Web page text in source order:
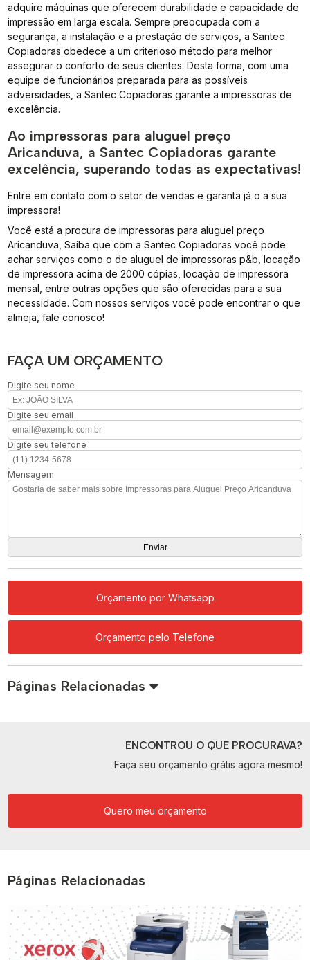
adquire máquinas que oferecem durabilidade e capacidade de
impressão em larga escala. Sempre preocupada com a
segurança, a instalação e a prestação de serviços, a Santec
Copiadoras obedece a um criterioso método para melhor
assegurar o conforto de seus clientes. Desta forma, com uma
equipe de funcionários preparada para as possíveis
adversidades, a Santec Copiadoras garante a impressoras de
excelência.
Ao impressoras para aluguel preço
Aricanduva, a Santec Copiadoras garante
excelência, superando todas as expectativas!
Entre em contato com o setor de vendas e garanta já o a sua
impressora!
Você está a procura de impressoras para aluguel preço
Aricanduva, Saiba que com a Santec Copiadoras você pode
achar serviços como o de aluguel de impressoras p&b, locação
de impressora acima de 2000 cópias, locação de impressora
mensal, entre outras opções que são oferecidas para a sua
necessidade. Com nossos serviços você pode encontrar o que
almeja, fale conosco!
FAÇA UM ORÇAMENTO
Digite seu nome
Digite seu email
Digite seu telefone
Mensagem
Orçamento por Whatsapp
Orçamento pelo Telefone
Páginas Relacionadas
ENCONTROU O QUE PROCURAVA?
Faça seu orçamento grátis agora mesmo!
Quero meu orçamento
Páginas Relacionadas